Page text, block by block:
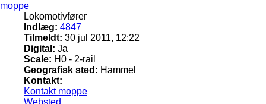
moppe
Lokomotivfører
Indlæg: 4847
Tilmeldt: 30 jul 2011, 12:22
Digital: Ja
Scale: H0 - 2-rail
Geografisk sted: Hammel
Kontakt:
Kontakt moppe
Websted